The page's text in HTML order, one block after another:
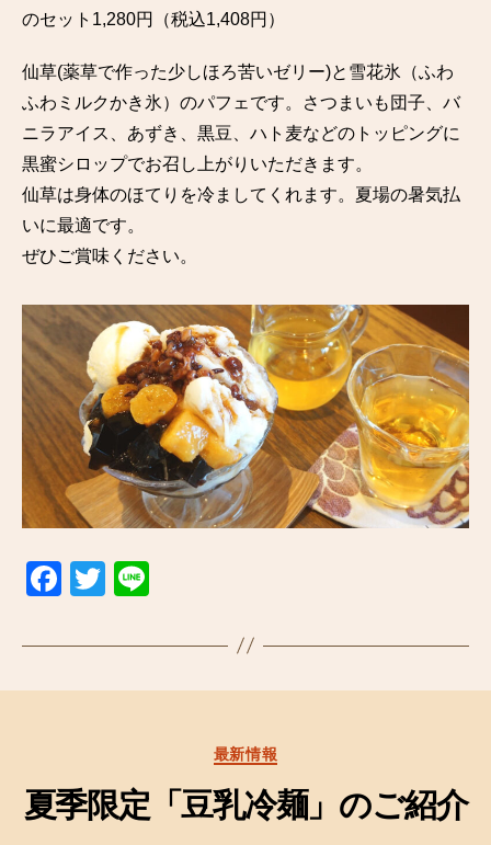
のセット1,280円（税込1,408円）
仙草(薬草で作った少しほろ苦いゼリー)と雪花氷（ふわ
ふわミルクかき氷）のパフェです。さつまいも団子、バ
ニラアイス、あずき、黒豆、ハト麦などのトッピングに
黒蜜シロップでお召し上がりいただきます。
仙草は身体のほてりを冷ましてくれます。夏場の暑気払
いに最適です。
ぜひご賞味ください。
F
c
e
o
k
T
tt
er
e
カ
テ
ゴ
リ
最新情報
夏季限定「豆乳冷麺」のご紹介